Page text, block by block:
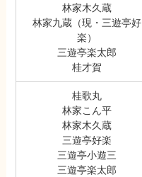
林家木久蔵
林家九蔵（現・三遊亭好
楽）
三遊亭楽太郎
桂才賀
桂歌丸
林家こん平
林家木久蔵
三遊亭好楽
三遊亭小遊三
三遊亭楽太郎